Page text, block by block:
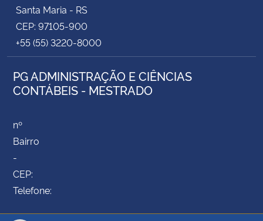
Santa Maria - RS
CEP: 97105-900
+55 (55) 3220-8000
PG ADMINISTRAÇÃO E CIÊNCIAS
CONTÁBEIS - MESTRADO
nº
Bairro
-
CEP:
Telefone: